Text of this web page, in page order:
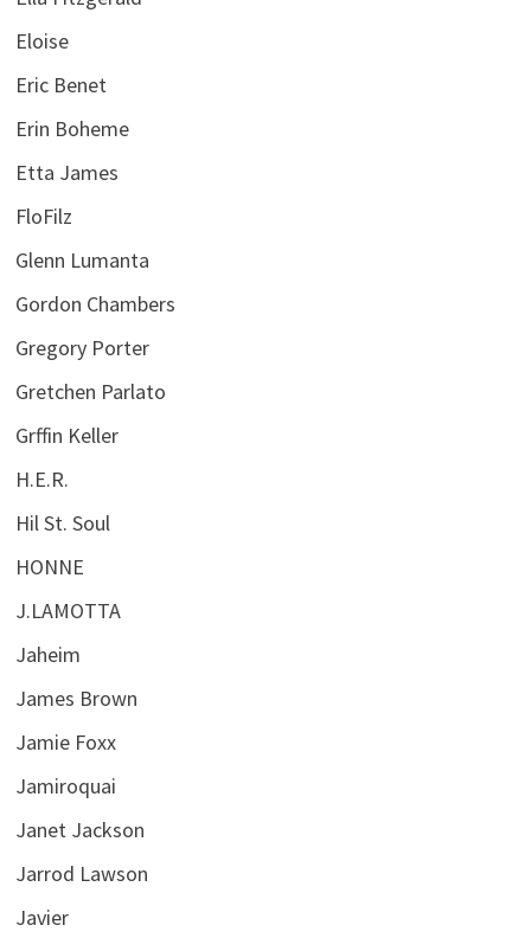
Eloise
Eric Benet
Erin Boheme
Etta James
FloFilz
Glenn Lumanta
Gordon Chambers
Gregory Porter
Gretchen Parlato
Grffin Keller
H.E.R.
Hil St. Soul
HONNE
J.LAMOTTA
Jaheim
James Brown
Jamie Foxx
Jamiroquai
Janet Jackson
Jarrod Lawson
Javier